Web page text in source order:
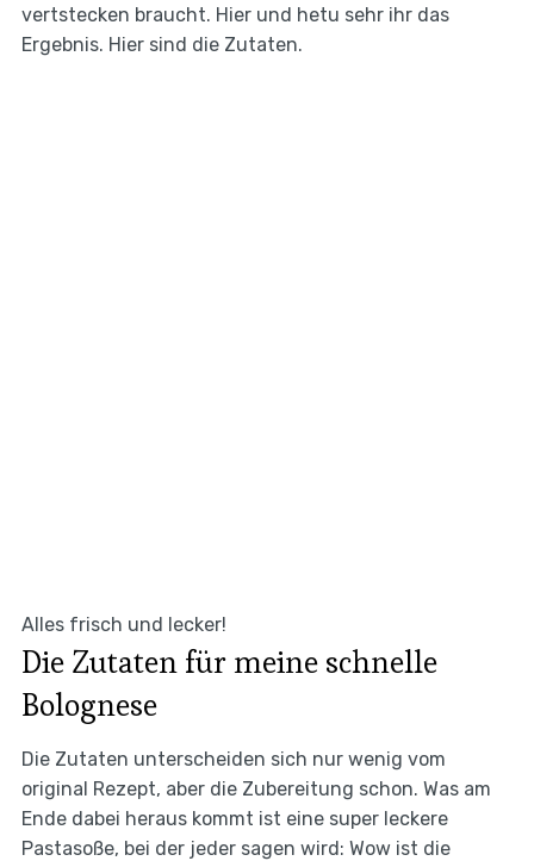
vertstecken braucht. Hier und hetu sehr ihr das
Ergebnis. Hier sind die Zutaten.
Alles frisch und lecker!
Die Zutaten für meine schnelle
Bolognese
Die Zutaten unterscheiden sich nur wenig vom
original Rezept, aber die Zubereitung schon. Was am
Ende dabei heraus kommt ist eine super leckere
Pastasoße, bei der jeder sagen wird: Wow ist die